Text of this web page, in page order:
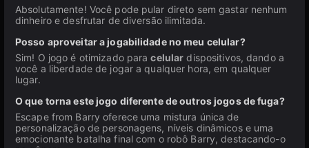
Absolutamente! Você pode pular direto sem gastar nenhum
dinheiro e desfrutar de diversão ilimitada.
Posso aproveitar a jogabilidade no meu celular?
Sim! O jogo é otimizado paracelular dispositivos, dando a
você a liberdade de jogar a qualquer hora, em qualquer
lugar.
O que torna este jogo diferente de outros jogos de fuga?
Escape from Barry oferece uma mistura única de
personalização de personagens, níveis dinâmicos e uma
emocionante batalha final com o robô Barry, destacando-o